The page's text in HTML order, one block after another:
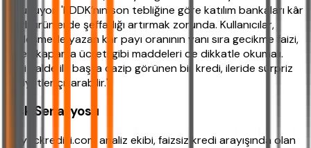
bulunuyor: 'BDDK’nın son tebliğine göre katılım bankaları kâr
paylı ürünlerde şeffaflığı artırmak zorunda. Kullanıcılar,
sözleşmede yazan kâr payı oranının yanı sıra gecikme faizi,
erken kapama ücreti gibi maddeleri de dikkatle okumalı.
Aksi halde ilk başta cazip görünen bir kredi, ileride sürpriz
maliyetler çıkarabilir.'
Risk Senaryosu
ihtiyackredisi.com analiz ekibi, faizsiz kredi arayışında olan